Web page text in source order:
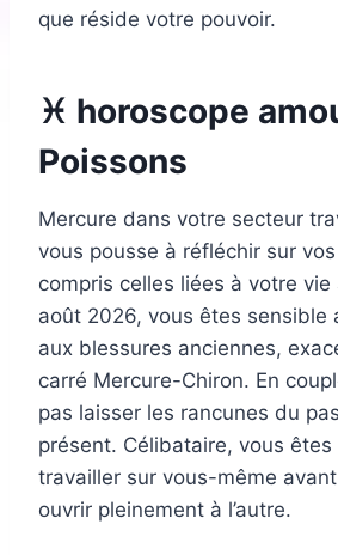
que réside votre pouvoir.
♓ horoscope
Poissons
Mercure dans votre secteur
vous pousse à réfléchir sur
compris celles liées à votre
août 2026, vous êtes sensible
aux blessures anciennes,
carré Mercure-Chiron. En
pas laisser les rancunes du
présent. Célibataire, vous êtes
travailler sur vous-même
ouvrir pleinement à l’autre.